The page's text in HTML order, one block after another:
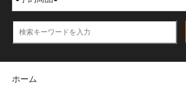
ホーム